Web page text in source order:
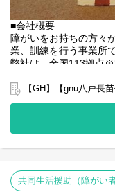
未経験の方でもご安心
■会社概要
障がいをお持ちの方々
業、訓練を行う事業所で
弊社は、全国113拠点※
グループ全体で培った
弊社グループでは主に
【就労継続支援A型事
般就労を目指すサービ
【就労継続支援B型事
【GH】【gnu八戸長
共同生活援助（障がい者